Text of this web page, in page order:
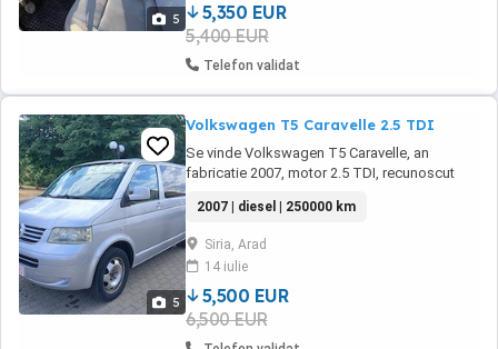
5
5,350 EUR
5,400 EUR
Telefon validat
5
Volkswagen T5 Caravelle 2.5 TDI
Se vinde Volkswagen T5 Caravelle, an
fabricatie 2007, motor 2.5 TDI, recunoscut
250.000 km, este bine intretinuta, se prezinta
foarte bine atat din punct de vedere tehnic,
cat si estetic si este pregatita pentru orice
drum. Dotari: Computer de bord Pilot automat
Aer ...
2007 | diesel | 250000 km
Siria, Arad
14 iulie
5,500 EUR
6,500 EUR